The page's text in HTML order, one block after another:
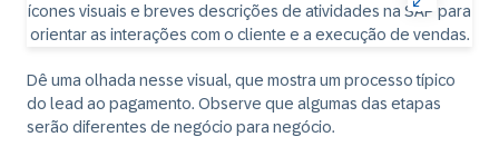
Dê uma olhada nesse visual, que mostra um processo típico
do lead ao pagamento. Observe que algumas das etapas
serão diferentes de negócio para negócio.